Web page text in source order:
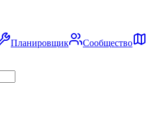
Планировщик
Сообщество